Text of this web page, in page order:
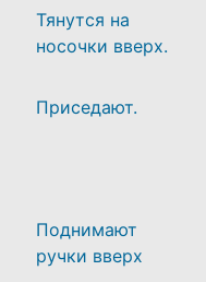
Тянутся на
носочки вверх.
Приседают.
Поднимают
ручки вверх